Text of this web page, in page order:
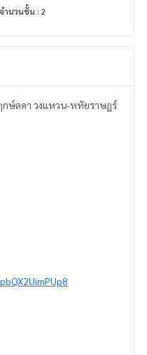
จำนวนชั้น : 2
กษ์ลดา วงแหวน-หทัยราษฎร์